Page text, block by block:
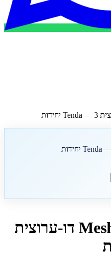
מערכת Mesh Wi-Fi 7 דו-ערוצית